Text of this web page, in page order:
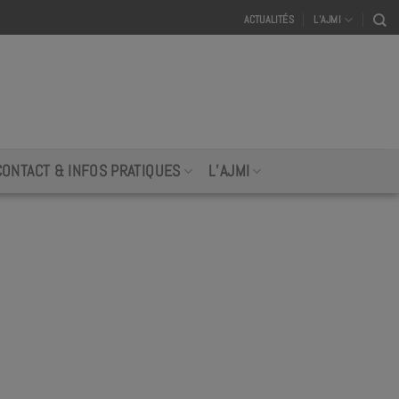
ACTUALITÉS L’AJMI
& INFOS PRATIQUES L’AJMI